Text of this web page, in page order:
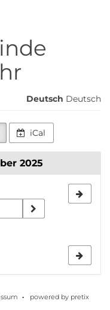
Deutsch Deutsch
iCal
2025
powered by pretix